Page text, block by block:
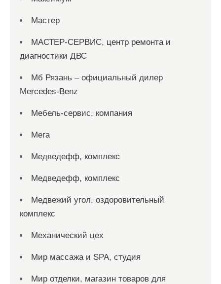
Мастер
МАСТЕР-СЕРВИС, центр ремонта и
диагностики ДВС
Мб Рязань – официальный дилер
Mercedes-Benz
Мебель-сервис, компания
Мега
Медведефф, комплекс
Медведефф, комплекс
Медвежий угол, оздоровительный
комплекс
Механический цех
Мир массажа и SPA, студия
Мир отделки, магазин товаров для